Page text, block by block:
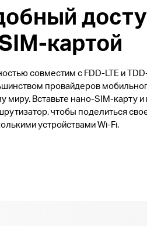
картой
совместим с FDD-LTE и
провайдеров
миру. Вставьте нано-SIM-карту
чтобы поделиться
устройствами Wi-Fi.